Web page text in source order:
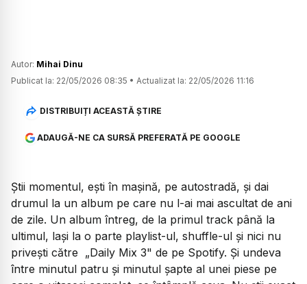
Autor: Mihai Dinu
Publicat la: 22/05/2026 08:35 • Actualizat la: 22/05/2026 11:16
DISTRIBUIȚI ACEASTĂ ȘTIRE
ADAUGĂ-NE CA SURSĂ PREFERATĂ PE GOOGLE
Știi momentul, ești în mașină, pe autostradă, și dai
drumul la un album pe care nu l-ai mai ascultat de ani
de zile. Un album întreg, de la primul track până la
ultimul, lași la o parte playlist-ul, shuffle-ul și nici nu
privești către „Daily Mix 3" de pe Spotify. Și undeva
între minutul patru și minutul șapte al unei piese pe